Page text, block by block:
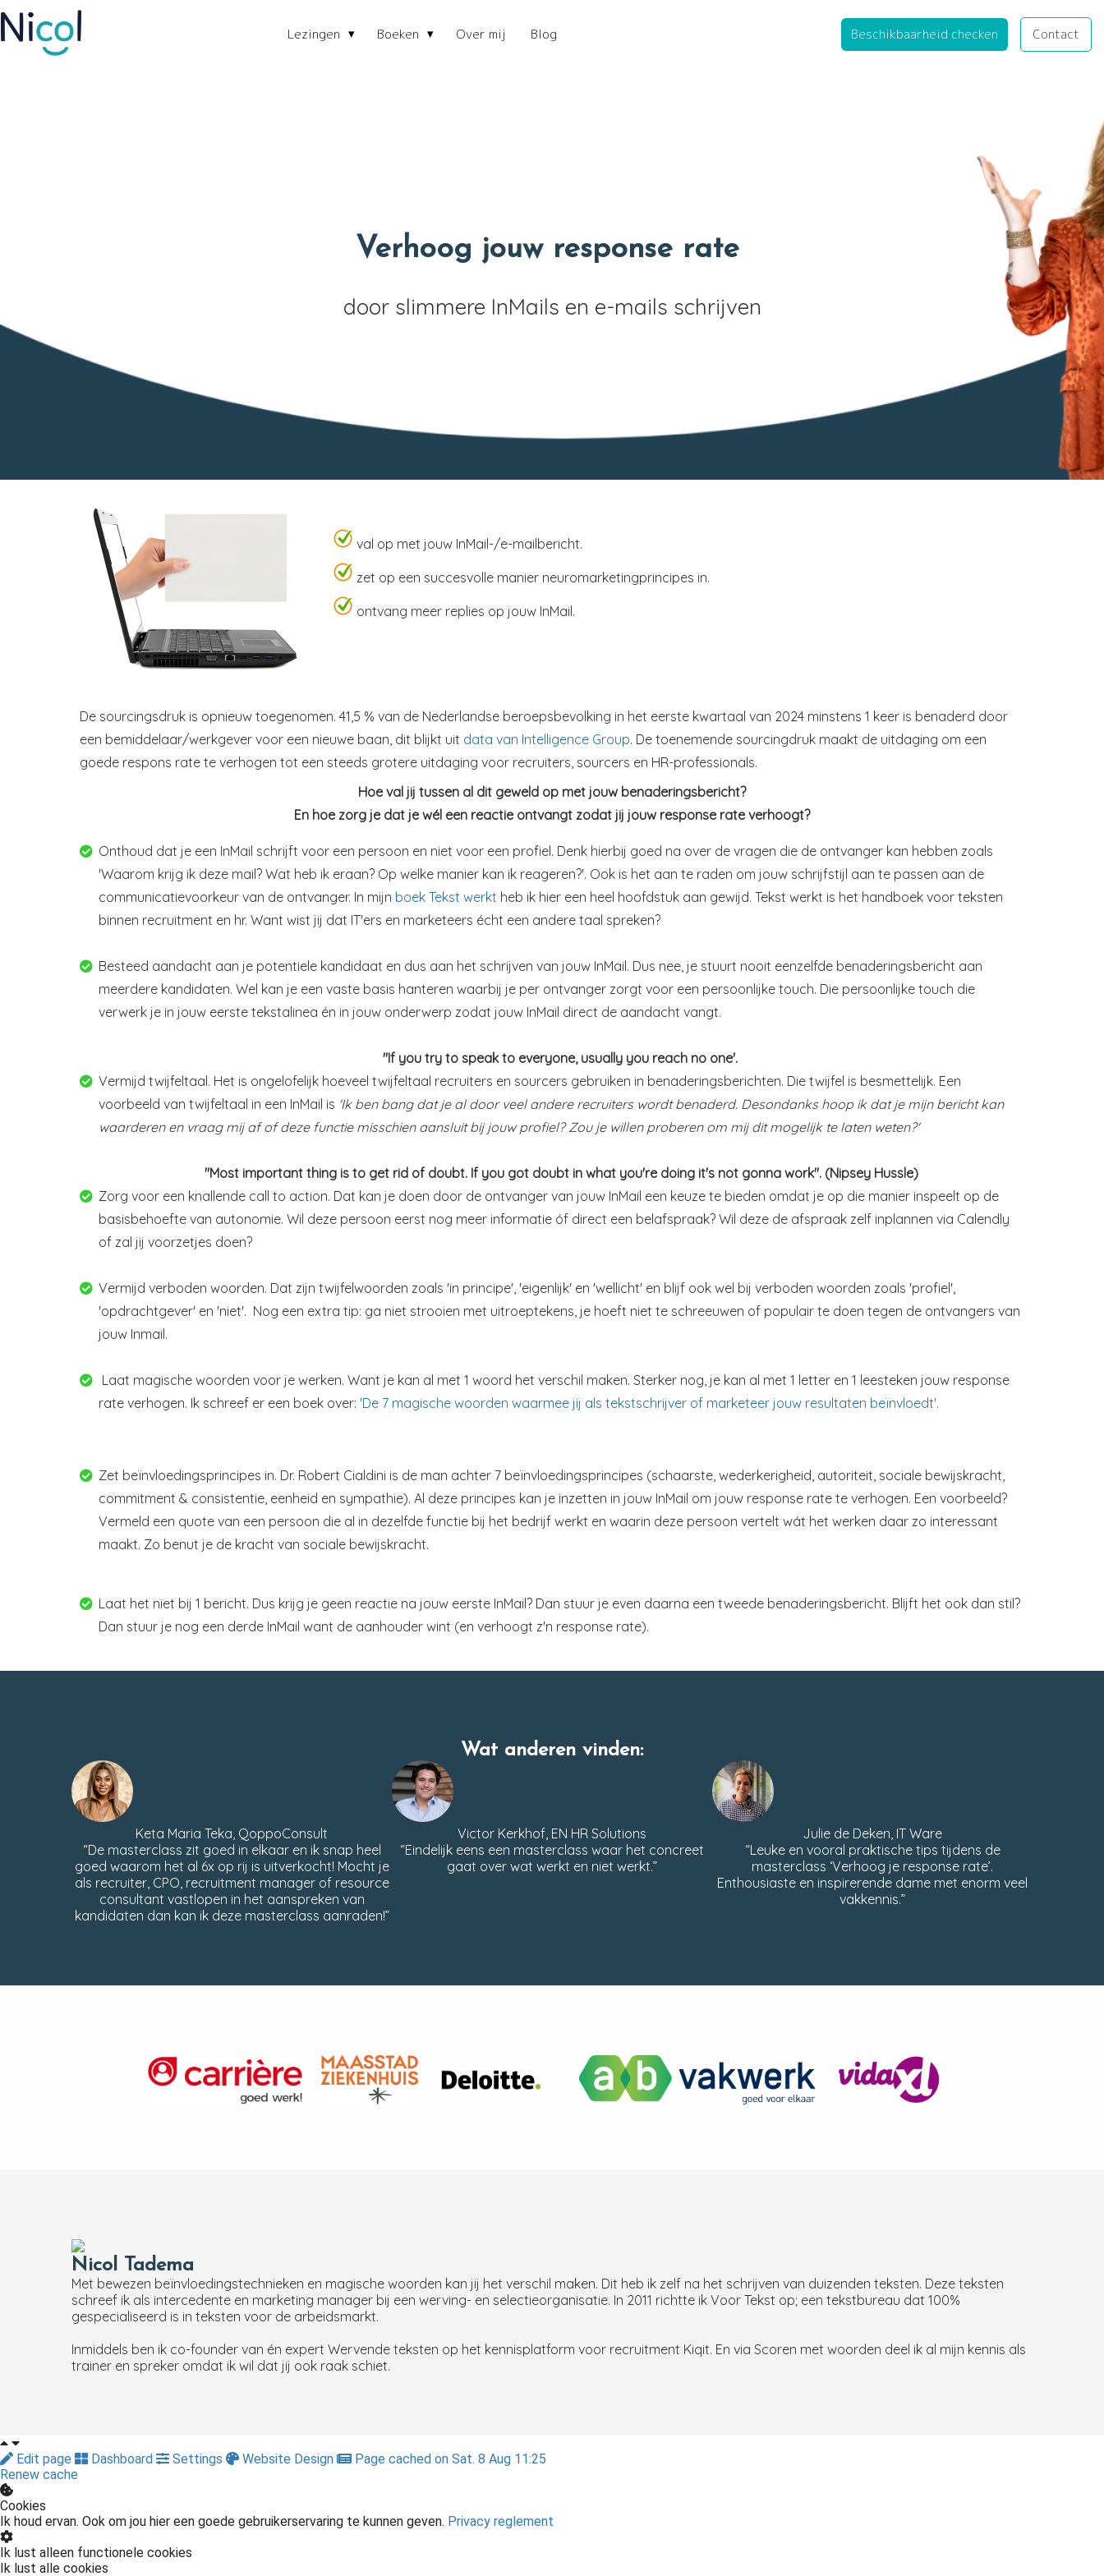
Lezingen Boeken Over mij Blog Beschikbaarheid checken Contact
Verhoog jouw response rate
door slimmere InMails en e-mails schrijven
val op met jouw InMail-/e-mailbericht.
zet op een succesvolle manier neuromarketingprincipes in.
ontvang meer replies op jouw InMail.
De sourcingsdruk is opnieuw toegenomen. 41,5 % van de Nederlandse beroepsbevolking in het eerste kwartaal van 2024 minstens 1 keer is benaderd door
een bemiddelaar/werkgever voor een nieuwe baan, dit blijkt uit data van Intelligence Group. De toenemende sourcingdruk maakt de uitdaging om een
goede respons rate te verhogen tot een steeds grotere uitdaging voor recruiters, sourcers en HR-professionals.
Hoe val jij tussen al dit geweld op met jouw benaderingsbericht?
En hoe zorg je dat je wél een reactie ontvangt zodat jij jouw response rate verhoogt?
Onthoud dat je een InMail schrijft voor een persoon en niet voor een profiel. Denk hierbij goed na over de vragen die de ontvanger kan hebben zoals
'Waarom krijg ik deze mail? Wat heb ik eraan? Op welke manier kan ik reageren?'. Ook is het aan te raden om jouw schrijfstijl aan te passen aan de
communicatievoorkeur van de ontvanger. In mijn boek Tekst werkt heb ik hier een heel hoofdstuk aan gewijd. Tekst werkt is het handboek voor teksten
binnen recruitment en hr. Want wist jij dat IT'ers en marketeers écht een andere taal spreken?
Besteed aandacht aan je potentiele kandidaat en dus aan het schrijven van jouw InMail. Dus nee, je stuurt nooit eenzelfde benaderingsbericht aan
meerdere kandidaten. Wel kan je een vaste basis hanteren waarbij je per ontvanger zorgt voor een persoonlijke touch. Die persoonlijke touch die
verwerk je in jouw eerste tekstalinea én in jouw onderwerp zodat jouw InMail direct de aandacht vangt.
"If you try to speak to everyone, usually you reach no one'.
Vermijd twijfeltaal. Het is ongelofelijk hoeveel twijfeltaal recruiters en sourcers gebruiken in benaderingsberichten. Die twijfel is besmettelijk. Een
voorbeeld van twijfeltaal in een InMail is 'Ik ben bang dat je al door veel andere recruiters wordt benaderd. Desondanks hoop ik dat je mijn bericht kan
waarderen en vraag mij af of deze functie misschien aansluit bij jouw profiel? Zou je willen proberen om mij dit mogelijk te laten weten?'
"Most important thing is to get rid of doubt. If you got doubt in what you're doing it's not gonna work". (Nipsey Hussle)
Zorg voor een knallende call to action. Dat kan je doen door de ontvanger van jouw InMail een keuze te bieden omdat je op die manier inspeelt op de
basisbehoefte van autonomie. Wil deze persoon eerst nog meer informatie óf direct een belafspraak? Wil deze de afspraak zelf inplannen via Calendly
of zal jij voorzetjes doen?
Vermijd verboden woorden. Dat zijn twijfelwoorden zoals 'in principe', 'eigenlijk' en 'wellicht' en blijf ook wel bij verboden woorden zoals 'profiel',
'opdrachtgever' en 'niet'. Nog een extra tip: ga niet strooien met uitroeptekens, je hoeft niet te schreeuwen of populair te doen tegen de ontvangers van
jouw Inmail.
Laat magische woorden voor je werken. Want je kan al met 1 woord het verschil maken. Sterker nog, je kan al met 1 letter en 1 leesteken jouw response
rate verhogen. Ik schreef er een boek over:'De 7 magische woorden waarmee jij als tekstschrijver of marketeer jouw resultaten beïnvloedt'.
Zet beïnvloedingsprincipes in. Dr. Robert Cialdini is de man achter 7 beïnvloedingsprincipes (schaarste, wederkerigheid, autoriteit, sociale bewijskracht,
commitment & consistentie, eenheid en sympathie). Al deze principes kan je inzetten in jouw InMail om jouw response rate te verhogen. Een voorbeeld?
Vermeld een quote van een persoon die al in dezelfde functie bij het bedrijf werkt en waarin deze persoon vertelt wát het werken daar zo interessant
maakt. Zo benut je de kracht van sociale bewijskracht.
Laat het niet bij 1 bericht. Dus krijg je geen reactie na jouw eerste InMail? Dan stuur je even daarna een tweede benaderingsbericht. Blijft het ook dan stil?
Dan stuur je nog een derde InMail want de aanhouder wint (en verhoogt z'n response rate).
Wat anderen vinden:
Keta Maria Teka, QoppoConsult
“De masterclass zit goed in elkaar en ik snap heel
goed waarom het al 6x op rij is uitverkocht! Mocht je
als recruiter, CPO, recruitment manager of resource
consultant vastlopen in het aanspreken van
kandidaten dan kan ik deze masterclass aanraden!”
Victor Kerkhof, EN HR Solutions
“Eindelijk eens een masterclass waar het concreet
gaat over wat werkt en niet werkt.”
Julie de Deken, IT Ware
“Leuke en vooral praktische tips tijdens de
masterclass ‘Verhoog je response rate’.
Enthousiaste en inspirerende dame met enorm veel
vakkennis.”
Nicol Tadema
Met bewezen beïnvloedingstechnieken en magische woorden kan jij het verschil maken. Dit heb ik zelf na het schrijven van duizenden teksten. Deze teksten
schreef ik als intercedente en marketing manager bij een werving- en selectieorganisatie. In 2011 richtte ik Voor Tekst op; een tekstbureau dat 100%
gespecialiseerd is in teksten voor de arbeidsmarkt.
Inmiddels ben ik co-founder van én expert Wervende teksten op het kennisplatform voor recruitment Kiqit. En via Scoren met woorden deel ik al mijn kennis als
trainer en spreker omdat ik wil dat jij ook raak schiet.
Edit page Dashboard Settings Website Design
Page cached on Sat. 8 Aug 11:25
Renew cache
Cookies
Ik houd ervan. Ook om jou hier een goede gebruikerservaring te kunnen geven. Privacy reglement
Ik lust alleen functionele cookies
Ik lust alle cookies